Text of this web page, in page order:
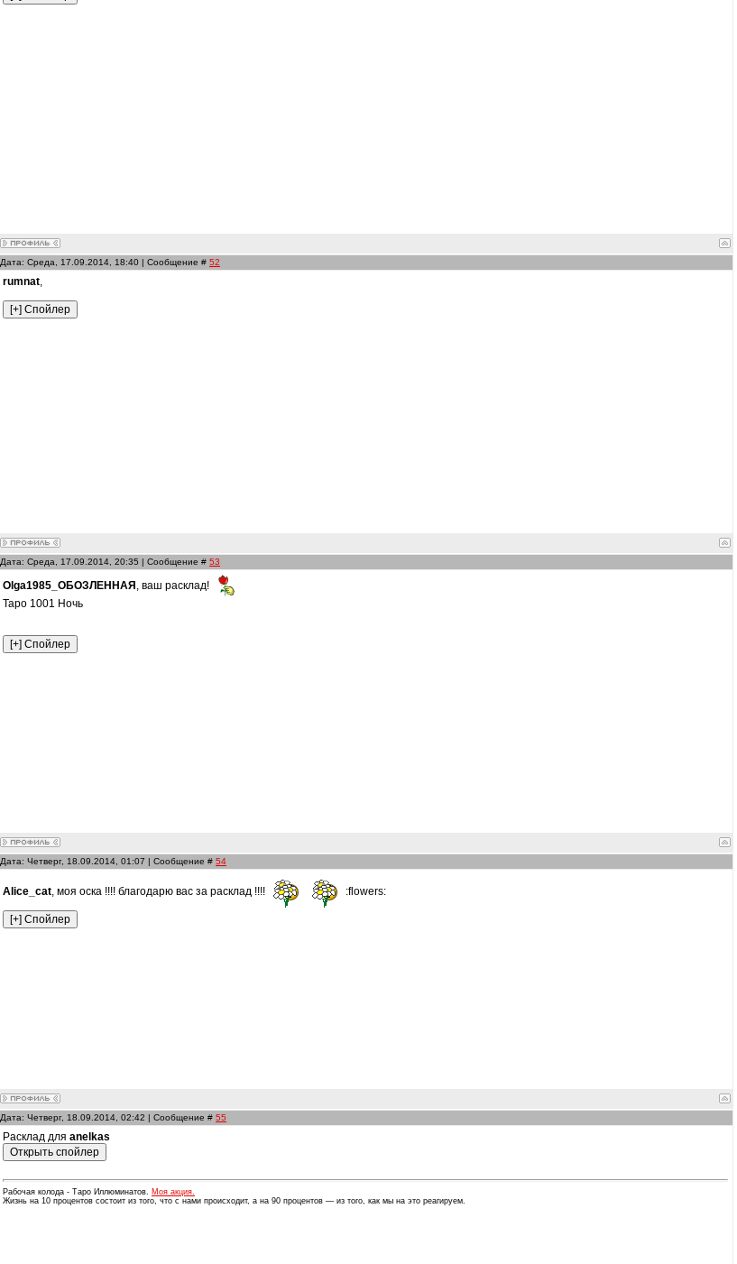
Дата: Среда, 17.09.2014, 18:40 | Сообщение # 52
rumnat,
Дата: Среда, 17.09.2014, 20:35 | Сообщение # 53
Оlga1985_ОБОЗЛЕННАЯ , ваш расклад!
Таро 1001 Ночь
Дата: Четверг, 18.09.2014, 01:07 | Сообщение # 54
Alice_cat, моя оска !!!! благодарю вас за расклад !!!! :flowers:
Дата: Четверг, 18.09.2014, 02:42 | Сообщение # 55
Расклад для anelkas
Рабочая колода - Таро Иллюминатов. Моя акция.
Жизнь на 10 процентов состоит из того, что с нами происходит, а на 90 процентов — из того, как мы на это реагируем.